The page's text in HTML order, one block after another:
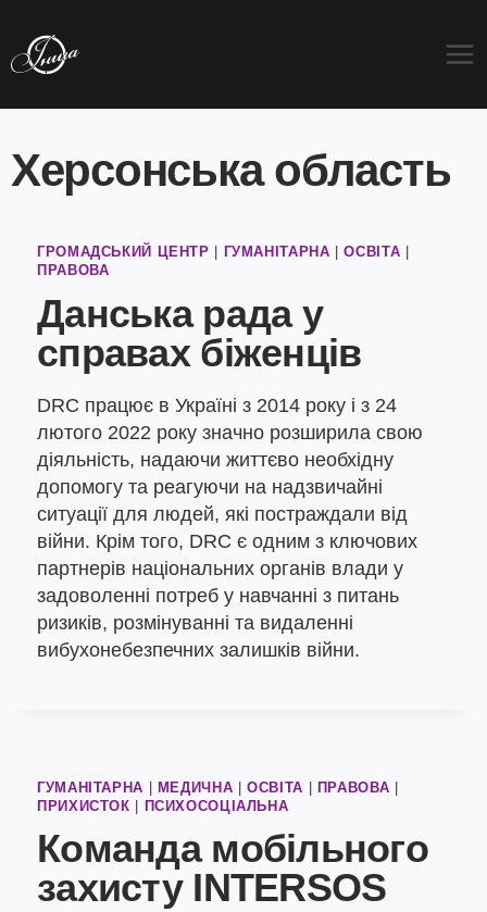
вмісту
Херсонська область
ГРОМАДСЬКИЙ ЦЕНТР ГУМАНІТАРНА |ОСВІТА
ПРАВОВА
Данська рада у
справах біженців
DRC працює в Україні з 2014 року і з 24
лютого 2022 року значно розширила свою
діяльність, надаючи життєво необхідну
допомогу та реагуючи на надзвичайні
ситуації для людей, які постраждали від
війни. Крім того, DRC є одним з ключових
партнерів національних органів влади у
задоволенні потреб у навчанні з питань
ризиків, розмінуванні та видаленні
вибухонебезпечних залишків війни.
ГУМАНІТАРНА МЕДИЧНА |ОСВІТА ПРАВОВА
ПРИХИСТОК
ПСИХОСОЦІАЛЬНА
Команда мобільного
захисту INTERSOS